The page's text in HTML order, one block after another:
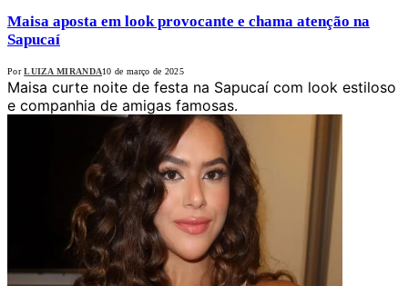
Maisa aposta em look provocante e chama atenção na
Sapucaí
Por LUIZA MIRANDA10 de março de 2025
Maisa curte noite de festa na Sapucaí com look estiloso
e companhia de amigas famosas.